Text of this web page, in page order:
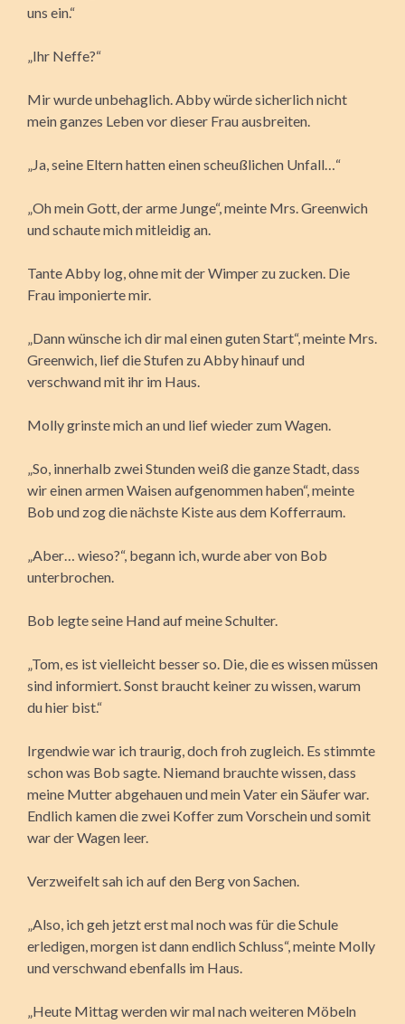
uns ein.“
„Ihr Neffe?“
Mir wurde unbehaglich. Abby würde sicherlich nicht
mein ganzes Leben vor dieser Frau ausbreiten.
„Ja, seine Eltern hatten einen scheußlichen Unfall…“
„Oh mein Gott, der arme Junge“, meinte Mrs. Greenwich
und schaute mich mitleidig an.
Tante Abby log, ohne mit der Wimper zu zucken. Die
Frau imponierte mir.
„Dann wünsche ich dir mal einen guten Start“, meinte Mrs.
Greenwich, lief die Stufen zu Abby hinauf und
verschwand mit ihr im Haus.
Molly grinste mich an und lief wieder zum Wagen.
„So, innerhalb zwei Stunden weiß die ganze Stadt, dass
wir einen armen Waisen aufgenommen haben“, meinte
Bob und zog die nächste Kiste aus dem Kofferraum.
„Aber… wieso?“, begann ich, wurde aber von Bob
unterbrochen.
Bob legte seine Hand auf meine Schulter.
„Tom, es ist vielleicht besser so. Die, die es wissen müssen
sind informiert. Sonst braucht keiner zu wissen, warum
du hier bist.“
Irgendwie war ich traurig, doch froh zugleich. Es stimmte
schon was Bob sagte. Niemand brauchte wissen, dass
meine Mutter abgehauen und mein Vater ein Säufer war.
Endlich kamen die zwei Koffer zum Vorschein und somit
war der Wagen leer.
Verzweifelt sah ich auf den Berg von Sachen.
„Also, ich geh jetzt erst mal noch was für die Schule
erledigen, morgen ist dann endlich Schluss“, meinte Molly
und verschwand ebenfalls im Haus.
„Heute Mittag werden wir mal nach weiteren Möbeln